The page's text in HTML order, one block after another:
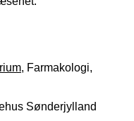
, Farmakologi,
Sønderjylland